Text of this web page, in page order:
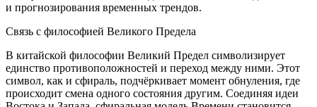
и прогнозирования временных трендов.
Связь с философией Великого Предела
В китайской философии Великий Предел символизирует
единство противоположностей и переход между ними. Этот
символ, как и сфираль, подчёркивает момент обнуления, где
происходит смена одного состояния другим. Соединяя идеи